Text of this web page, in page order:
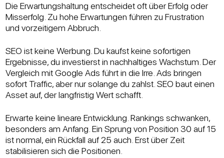
Die Erwartungshaltung entscheidet oft über Erfolg oder
Misserfolg. Zu hohe Erwartungen führen zu Frustration
und vorzeitigem Abbruch.
SEO ist keine Werbung. Du kaufst keine sofortigen
Ergebnisse, du investierst in nachhaltiges Wachstum. Der
Vergleich mit Google Ads führt in die Irre. Ads bringen
sofort Traffic, aber nur solange du zahlst. SEO baut einen
Asset auf, der langfristig Wert schafft.
Erwarte keine lineare Entwicklung. Rankings schwanken,
besonders am Anfang. Ein Sprung von Position 30 auf 15
ist normal, ein Rückfall auf 25 auch. Erst über Zeit
stabilisieren sich die Positionen.